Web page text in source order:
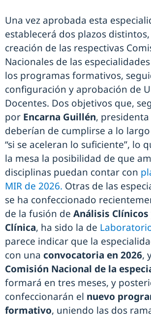
Una vez aprobada esta
establecerá dos plazos
creación de las respectivas
Nacionales de las
los programas formativos,
configuración y aprobación de
Docentes. Dos objetivos que,
por Encarna Guillén, presidenta
deberían de cumplirse a lo
“si se aceleran lo suficiente”, lo
la mesa la posibilidad de que
disciplinas puedan contar con
MIR de 2026. Otras de las
se ha confeccionado
de la fusión de Análisis Clínicos
Clínica, ha sido la de
parece indicar que la
con una convocatoria en 2026,
Comisión Nacional de la
formará en tres meses, y
confeccionarán el nuevo
formativo, uniendo las dos